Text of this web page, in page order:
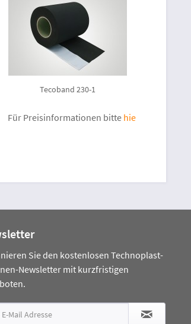
anmelden.
Tecoband 230-1
Für Preisinformationen bitte hier anmelden
Sie den kostenlosen Technoplast-
Newsletter mit kurzfristigen